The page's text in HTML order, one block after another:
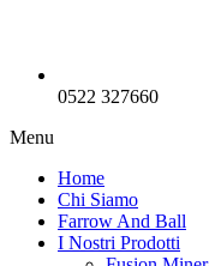
0522 327660
Menu
Home
Chi Siamo
Farrow And Ball
I Nostri Prodotti